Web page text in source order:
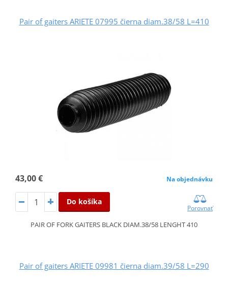
Pair of gaiters ARIETE 07995 čierna diam.38/58 L=410
43,00 € Na objednávku
Do košíka
Porovnať
PAIR OF FORK GAITERS BLACK DIAM.38/58 LENGHT 410
Pair of gaiters ARIETE 09981 čierna diam.39/58 L=290